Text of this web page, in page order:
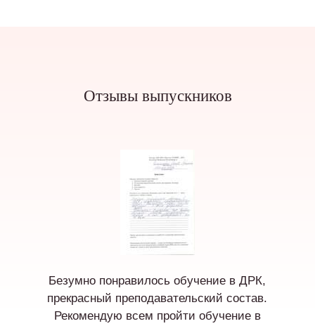
Отзывы выпускников
Безумно понравилось обучение в ДРК,
прекрасный преподавательский состав.
Рекомендую всем пройти обучение в